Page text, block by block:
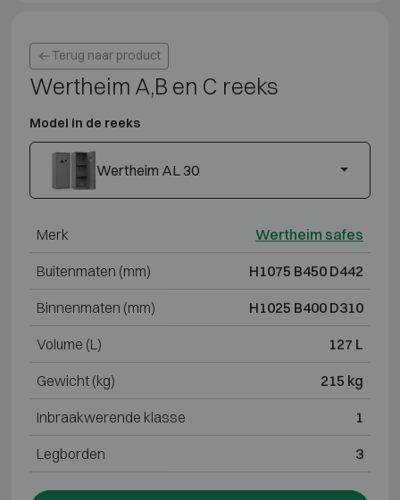
Terug naar product
Wertheim A,B en C reeks
Model in de reeks
Wertheim AL 30
Merk Wertheim safes
Buitenmaten (mm) H1075 B450 D442
Binnenmaten (mm) H1025 B400 D310
Volume (L) 127 L
Gewicht (kg) 215 kg
Inbraakwerende klasse 1
Legborden 3